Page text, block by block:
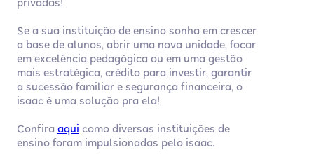
privadas!
Se a sua instituição de ensino sonha em crescer
a base de alunos, abrir uma nova unidade, focar
em excelência pedagógica ou em uma gestão
mais estratégica, crédito para investir, garantir
a sucessão familiar e segurança financeira, o
isaac é uma solução pra ela!
Confira aqui como diversas instituições de
ensino foram impulsionadas pelo isaac.